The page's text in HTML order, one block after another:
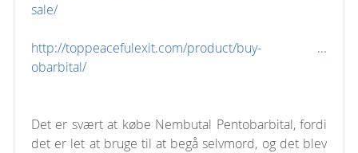
sale/
http://toppeacefulexit.com/product/buy- ...
obarbital/
Det er svært at købe Nembutal Pentobarbital, fordi
det er let at bruge til at begå selvmord, og det blev